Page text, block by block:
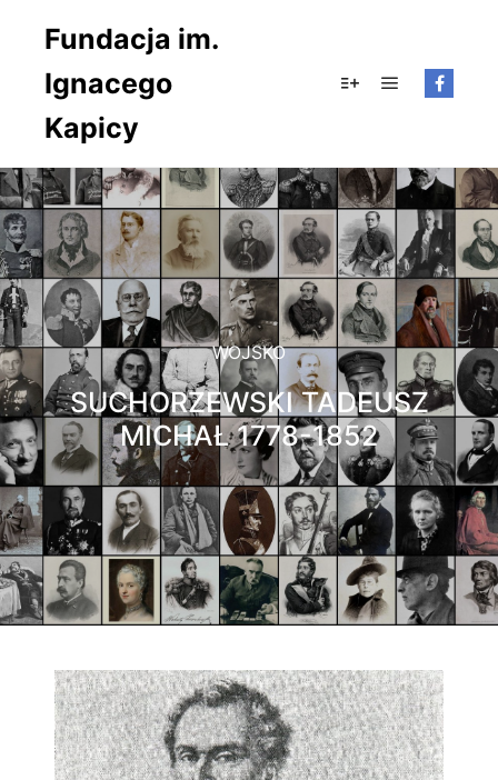
Fundacja im.
Ignacego
Kapicy
WOJSKO
SUCHORZEWSKI TADEUSZ
MICHAŁ 1778-1852